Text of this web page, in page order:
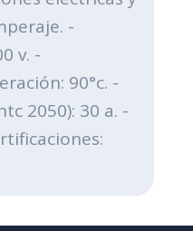
-
v. -
90°c. -
2050): 30 a. -